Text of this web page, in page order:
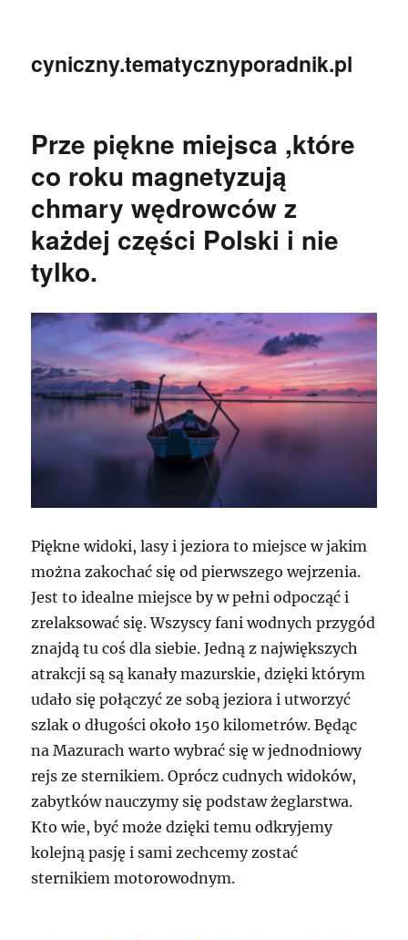
cyniczny.tematycznyporadnik.pl
Prze piękne miejsca ,które
co roku magnetyzują
chmary wędrowców z
każdej części Polski i nie
tylko.
Piękne widoki, lasy i jeziora to miejsce w jakim
można zakochać się od pierwszego wejrzenia.
Jest to idealne miejsce by w pełni odpocząć i
zrelaksować się. Wszyscy fani wodnych przygód
znajdą tu coś dla siebie. Jedną z największych
atrakcji są są kanały mazurskie, dzięki którym
udało się połączyć ze sobą jeziora i utworzyć
szlak o długości około 150 kilometrów. Będąc
na Mazurach warto wybrać się w jednodniowy
rejs ze sternikiem. Oprócz cudnych widoków,
zabytków nauczymy się podstaw żeglarstwa.
Kto wie, być może dzięki temu odkryjemy
kolejną pasję i sami zechcemy zostać
sternikiem motorowodnym.